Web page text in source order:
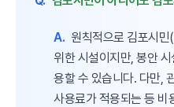
A. 원칙적으로 김포시
위한 시설이지만, 봉안
용할 수 있습니다. 다만,
사용료가 적용되는 등 비